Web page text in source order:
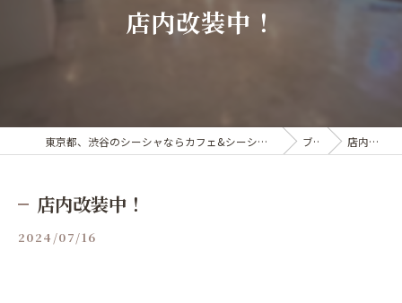
店内改装中！
東京都、渋谷のシーシャならカフェ&シーシャバー Chill collection渋谷センター街店 ブログ 店内改装中！
店内改装中！
2024/07/16